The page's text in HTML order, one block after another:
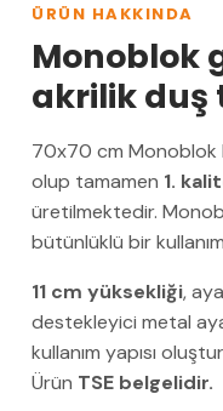
ÜRÜN HAKKINDA
Monoblok
akrilik duş
70x70 cm Monoblok
olup tamamen 1.
üretilmektedir.
bütünlüklü bir
11 cm yüksekliği,
destekleyici metal
kullanım yapısı
Ürün TSE belgelidir.